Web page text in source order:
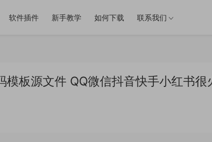
软件插件 新手教学 如何下载 联系我们
板源文件 QQ微信抖音快手小红书很